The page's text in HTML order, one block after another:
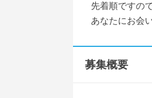
先着順ですの
あなたにお会
募集概要